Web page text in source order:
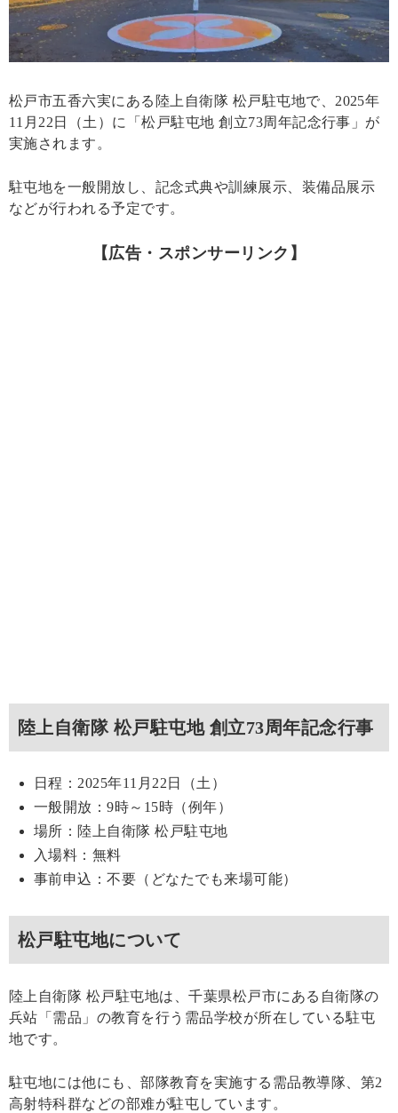
松戸市五香六実にある陸上自衛隊 松戸駐屯地で、2025年
11月22日（土）に「松戸駐屯地 創立73周年記念行事」が
実施されます。
駐屯地を一般開放し、記念式典や訓練展示、装備品展示
などが行われる予定です。
【広告・スポンサーリンク】
陸上自衛隊 松戸駐屯地 創立73周年記念行事
日程：2025年11月22日（土）
一般開放：9時～15時（例年）
場所：陸上自衛隊 松戸駐屯地
入場料：無料
事前申込：不要（どなたでも来場可能）
松戸駐屯地について
陸上自衛隊 松戸駐屯地は、千葉県松戸市にある自衛隊の
兵站「需品」の教育を行う需品学校が所在している駐屯
地です。
駐屯地には他にも、部隊教育を実施する需品教導隊、第2
高射特科群などの部难が駐屯しています。